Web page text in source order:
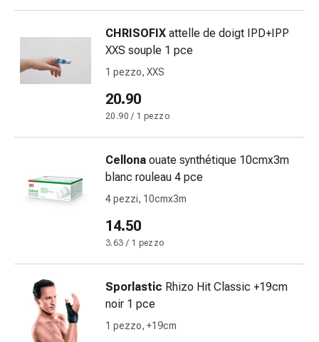
Raffreddore
ferite
e
Compresse
Medicazioni
Bende
di
fissaggio
Garza
compressivi
CHRISOFIX attelle de doigt IPD+IPP
XXS souple 1 pce
1 pezzo, XXS
20.90
20.90 / 1 pezzo
Cellona ouate synthétique 10cmx3m
blanc rouleau 4 pce
4 pezzi, 10cmx3m
14.50
3.63 / 1 pezzo
Sporlastic Rhizo Hit Classic +19cm
noir 1 pce
1 pezzo, +19cm